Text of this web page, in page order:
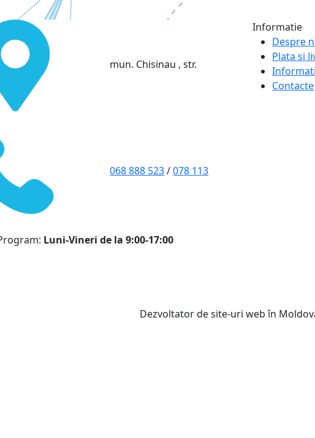
mun. Chisinau , str.
068 888 523/078 113
Luni-Vineri de la 9:00-17:00
Informatie
Despre
Plata si
Contacte
Dezvoltator de site-uri web în